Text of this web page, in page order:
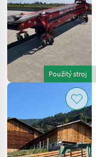
Agrar
2
Gassner
1
MARKETPLACE
Marketplace
Použitý stroj